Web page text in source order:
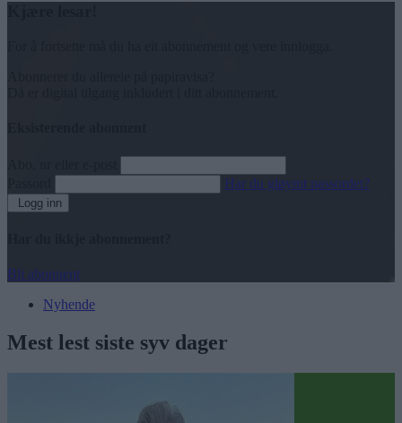
Har du gløymt passordet?
Logg inn
Bli abonnent
Nyhende
Mest lest siste syv dager